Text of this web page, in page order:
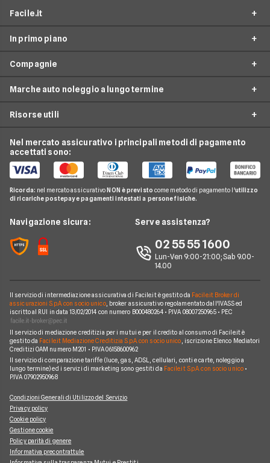
Facile.it
Assicurazioni
Prestiti
Mutui
Conti e Carte
Telefonia Mobile
Pay TV
Noleggio Lungo Termine
News
Chi siamo
Perché scegliere Facile.it
Mappa del sito
In primo piano
Noleggio lungo termine
City Car Noleggio lungo termine
Noleggio SUV
Noleggio monovolume
Compagnie
Arval
Leasys
LeasePlan
B-rent
Athlon
Program
Horizon Automotive
Marche auto noleggio a lungo termine
BMW
Citroen
Fiat
Ford
Mercedes
Nissan
Peugeot
Volkswagen
Risorse utili
Guide noleggio auto
News noleggio auto
Glossario noleggio auto
Nel mercato assicurativo i principali metodi di pagamento
accettati sono:
Ricorda: nel mercato assicurativo NON è previsto come metodo di pagamento l'utilizzo
di ricariche postepay e pagamenti intestati a persone fisiche.
Navigazione sicura: Serve assistenza?
02 55 55 1600
Lun-Ven 9:00-21:00; Sab 9.00-
14.00
Il servizio di intermediazione assicurativa di Facile.it è gestito da Facile.it Broker di
assicurazioni S.p.A. con socio unico, broker assicurativo regolamentato dall'IVASS ed
iscritto al RUI in data 13/02/2014 con numero B000480264 • P.IVA 08007250965 • PEC
Il servizio di mediazione creditizia per i mutui e per il credito al consumo di Facile.it è
gestito da Facile.it Mediazione Creditizia S.p.A. con socio unico , iscrizione Elenco Mediatori
Creditizi OAM numero M201 • P.IVA 06158600962
Il servizio di comparazione tariffe (luce, gas, ADSL, cellulari, conti e carte, noleggio a
lungo termine) ed i servizi di marketing sono gestiti da Facile.it S.p.A. con socio unico•
P.IVA 07902950968
Condizioni Generali di Utilizzo del Servizio
Privacy policy
Cookie policy
Gestione cookie
Policy parità di genere
Informativa precontrattule